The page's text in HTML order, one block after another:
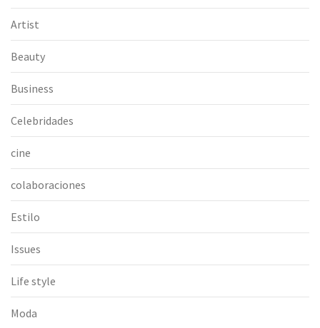
Artist
Beauty
Business
Celebridades
cine
colaboraciones
Estilo
Issues
Life style
Moda